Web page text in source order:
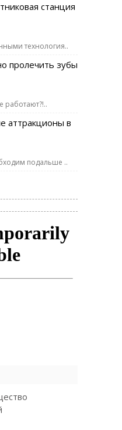
станция
технология..
пролечить зубы
работают?!..
аттракционы в
подальше ..